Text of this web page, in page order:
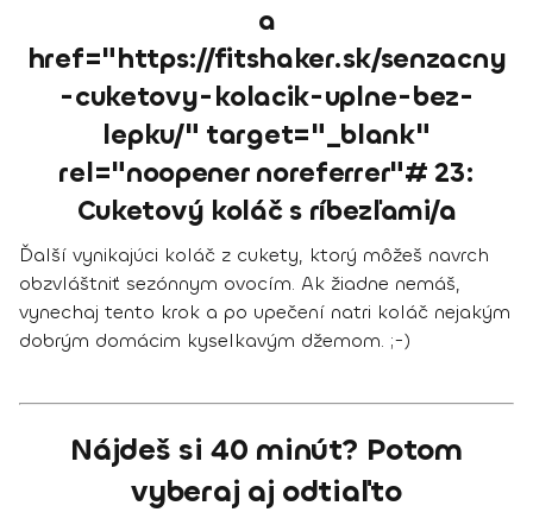
a
href="https://fitshaker.sk/senzacny
-cuketovy-kolacik-uplne-bez-
lepku/" target="_blank"
rel="noopener noreferrer"# 23:
Cuketový koláč s ríbezľami/a
Ďalší vynikajúci koláč z cukety, ktorý môžeš navrch
obzvláštniť sezónnym ovocím. Ak žiadne nemáš,
vynechaj tento krok a po upečení natri koláč nejakým
dobrým domácim kyselkavým džemom. ;-)
Nájdeš si 40 minút? Potom
vyberaj aj odtiaľto